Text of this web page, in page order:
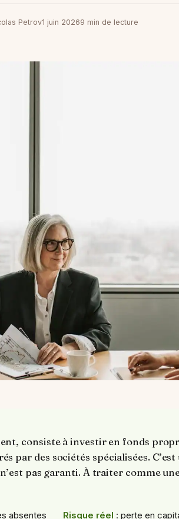
Petrov1 juin 20269 min de lecture
consiste à investir en fonds
par des sociétés spécialisées.
pas garanti. À traiter comme
absentes
Risque réel : perte en